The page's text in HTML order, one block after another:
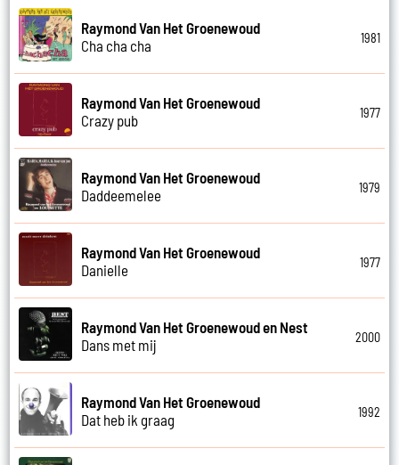
Raymond Van Het Groenewoud
Cha cha cha
1981
Raymond Van Het Groenewoud
Crazy pub
1977
Raymond Van Het Groenewoud
Daddeemelee
1979
Raymond Van Het Groenewoud
Danielle
1977
Raymond Van Het Groenewoud en Nest
Dans met mij
2000
Raymond Van Het Groenewoud
Dat heb ik graag
1992